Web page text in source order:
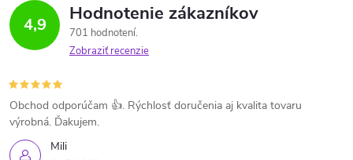
4,9 Hodnotenie zákazníkov
701 hodnotení
Zobraziť recenzie
Mili
Obchod odporúčam 👍. Rýchlosť doručenia aj kvalita tovaru
výrobná. Ďakujem.